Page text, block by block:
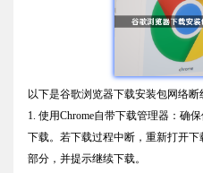
以下是谷歌浏览器下载安装包网络断
1. 使用Chrome自带下载管理器：确
下载。若下载过程中断，重新打开
部分，并提示继续下载。